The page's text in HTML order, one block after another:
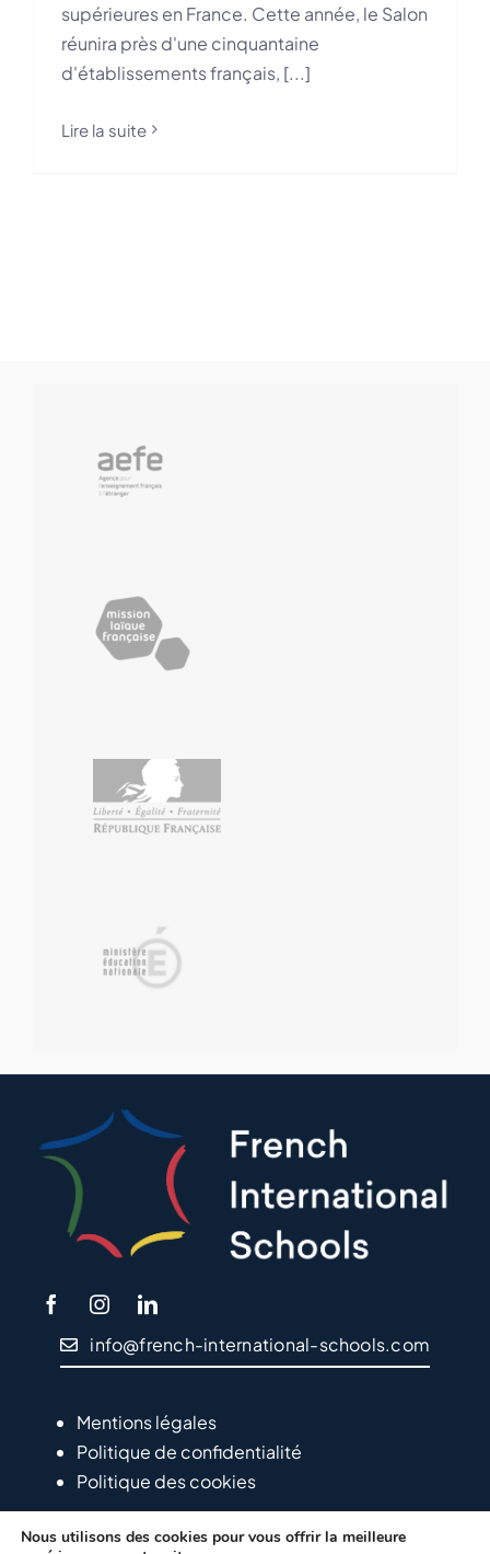
supérieures en France. Cette année, le Salon
réunira près d'une cinquantaine
d'établissements français, [...]
Lire la suite
info@french-international-schools.com
Mentions légales
Politique de confidentialité
Politique des cookies
Nous utilisons des cookies pour vous offrir la meilleure